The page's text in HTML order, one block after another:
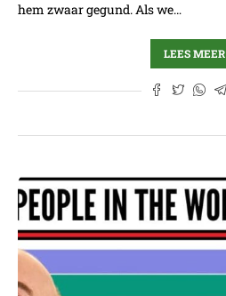
hem zwaar gegund. Als we…
LEES MEER